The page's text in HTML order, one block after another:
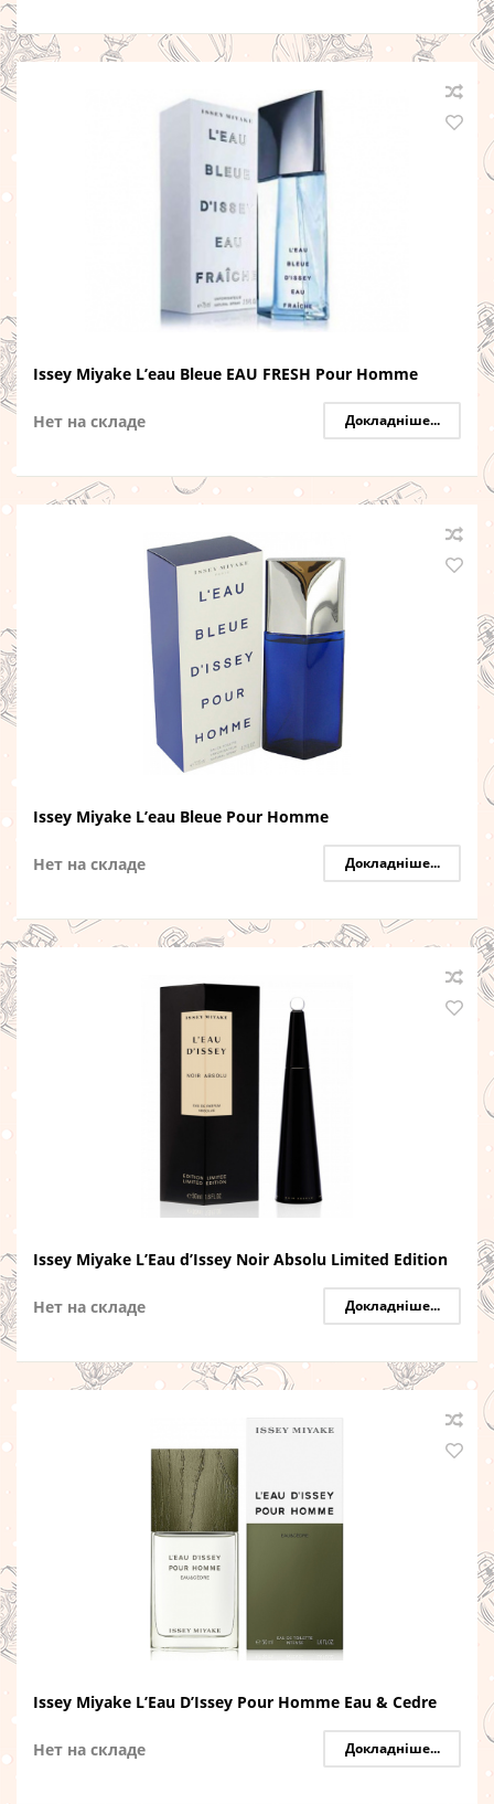
Issey Miyake L’eau Bleue EAU FRESH Pour Homme
Нет на складе Докладніше...
Issey Miyake L’eau Bleue Pour Homme
Нет на складе Докладніше...
Issey Miyake L’Eau d’Issey Noir Absolu Limited Edition
Нет на складе Докладніше...
Issey Miyake L’Eau D’Issey Pour Homme Eau & Cedre
Нет на складе Докладніше...